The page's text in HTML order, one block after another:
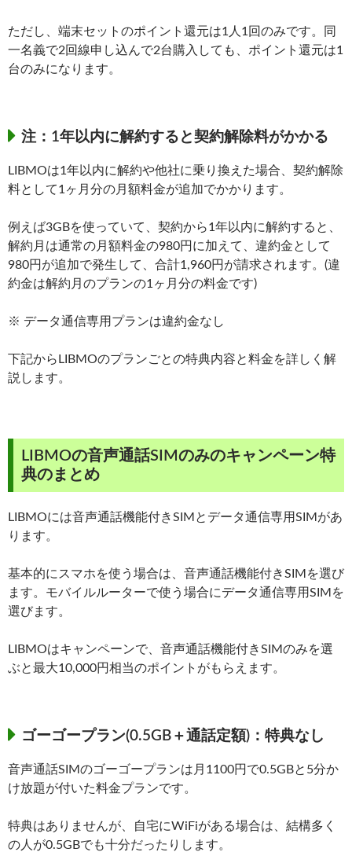
ただし、端末セットのポイント還元は1人1回のみです。同
一名義で2回線申し込んで2台購入しても、ポイント還元は1
台のみになります。
注：1年以内に解約すると契約解除料がかかる
LIBMOは1年以内に解約や他社に乗り換えた場合、契約解除
料として1ヶ月分の月額料金が追加でかかります。
例えば3GBを使っていて、契約から1年以内に解約すると、
解約月は通常の月額料金の980円に加えて、違約金として
980円が追加で発生して、合計1,960円が請求されます。(違
約金は解約月のプランの1ヶ月分の料金です)
※ データ通信専用プランは違約金なし
下記からLIBMOのプランごとの特典内容と料金を詳しく解
説します。
LIBMOの音声通話SIMのみのキャンペーン特
典のまとめ
LIBMOには音声通話機能付きSIMとデータ通信専用SIMがあ
ります。
基本的にスマホを使う場合は、音声通話機能付きSIMを選び
ます。モバイルルーターで使う場合にデータ通信専用SIMを
選びます。
LIBMOはキャンペーンで、音声通話機能付きSIMのみを選
ぶと最大10,000円相当のポイントがもらえます。
ゴーゴープラン(0.5GB＋通話定額)：特典なし
音声通話SIMのゴーゴープランは月1100円で0.5GBと5分か
け放題が付いた料金プランです。
特典はありませんが、自宅にWiFiがある場合は、結構多く
の人が0.5GBでも十分だったりします。